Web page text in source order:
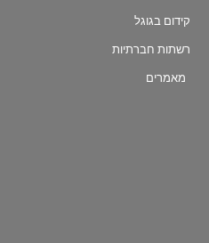
קידום בגוגל
רשתות חברתיות
מאמרים